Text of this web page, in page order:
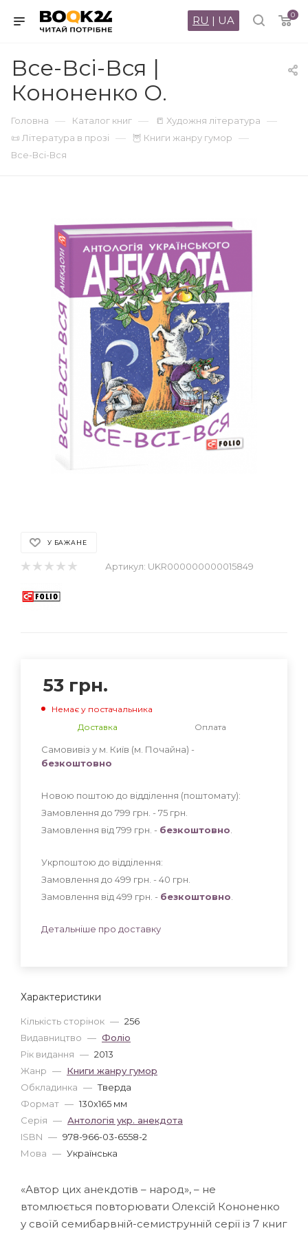
0
RU | UA
Все-Всi-Вся |
Кононенко О.
Головна — Каталог книг — 📒 Художня література —
📜 Література в прозі — 🦉 Книги жанру гумор —
Все-Всi-Вся
У БАЖАНЕ
Артикул: UKR000000000015849
Характеристики
Кількість сторінок — 256
Видавництво — Фоліо
Рік видання — 2013
Жанр — Книги жанру гумор
Обкладинка — Тверда
Формат — 130x165 мм
Серія — Антологiя укр. анекдота
ISBN — 978-966-03-6558-2
Мова — Українська
53 грн.
Немає у постачальника
Доставка
Оплата
Самовивіз у м. Київ (м. Почайна) -
безкоштовно
Новою поштою до відділення (поштомату):
Замовлення до 799 грн. - 75 грн
Замовлення від 799 грн. - безкоштовно
Укрпоштою до відділення:
Замовлення до 499 грн. - 40 грн
Замовлення від 499 грн. - безкоштовно
Детальніше про доставку
«Автор цих анекдотів – народ», – не
втомлюється повторювати Олексій Кононенко
у своїй семибарвній-семиструнній серії із 7 книг